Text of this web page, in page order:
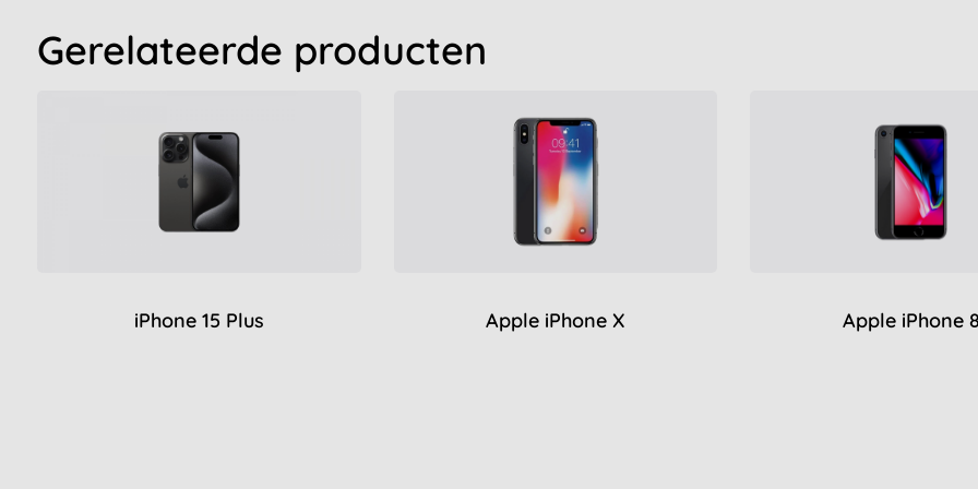
Gerelateerde producten
iPhone 15 Plus Apple iPhone X Apple iPhone